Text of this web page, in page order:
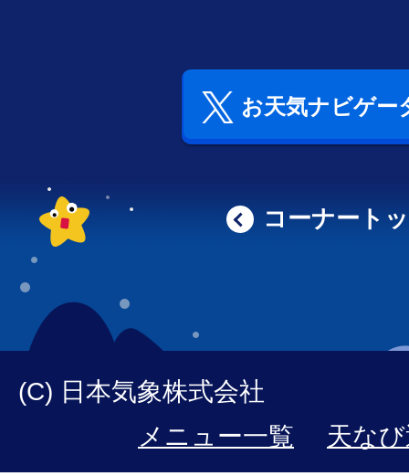
お天気ナビゲー
コーナート
(C) 日本気象株式会社
メニュー一覧
天な